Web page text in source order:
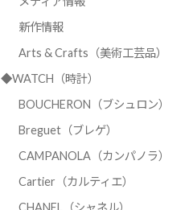
新作情報
Arts & Crafts（美術工芸品）
◆WATCH（時計）
BOUCHERON（ブシュロン）
Breguet（ブレゲ）
CAMPANOLA（カンパノラ）
Cartier（カルティエ）
CHANEL（シャネル）